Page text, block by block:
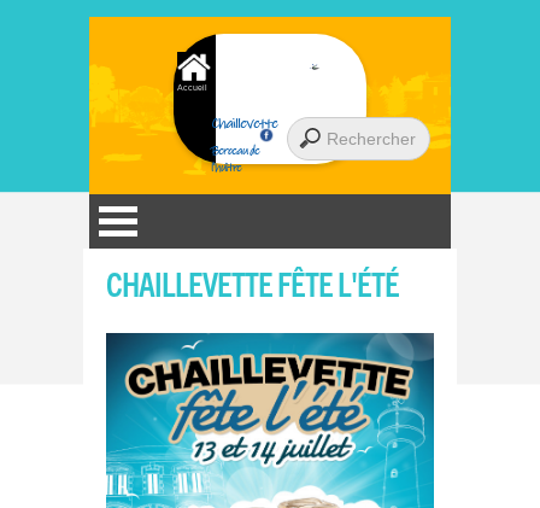
Accueil
Chaillevette
Berceau de
l'huître
CHAILLEVETTE FÊTE L'ÉTÉ